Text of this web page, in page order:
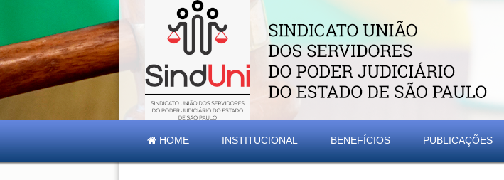
HOME INSTITUCIONAL BENEFÍCIOS PUBLICAÇÕES